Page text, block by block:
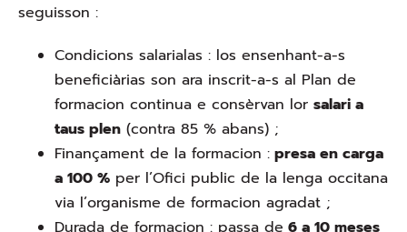
seguisson :
Condicions salarialas : los ensenhant-a-s
beneficiàrias son ara inscrit-a-s al Plan de
formacion continua e consèrvan lor salari a
taus plen (contra 85 % abans) ;
Finançament de la formacion : presa en carga
a 100 % per l’Ofici public de la lenga occitana
via l’organisme de formacion agradat ;
Durada de formacion : passa de 6 a 10 meses